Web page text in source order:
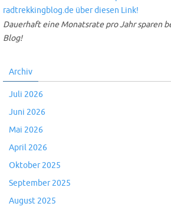
Dauerhaft eine Monatsrate pro Jahr sparen
Blog!
Archiv
Juli 2026
Juni 2026
Mai 2026
April 2026
Oktober 2025
September 2025
August 2025